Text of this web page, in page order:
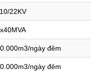
22KV
ngày đêm
ngày đêm